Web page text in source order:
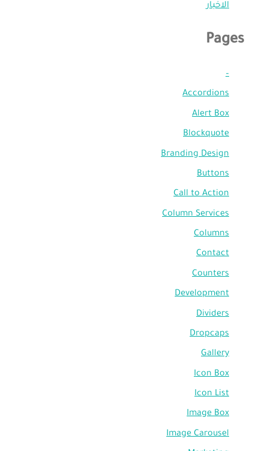
الاخبار
Pages
–
Accordions
Alert Box
Blockquote
Branding Design
Buttons
Call to Action
Column Services
Columns
Contact
Counters
Development
Dividers
Dropcaps
Gallery
Icon Box
Icon List
Image Box
Image Carousel